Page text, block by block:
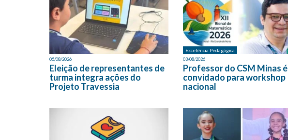
05/08/2026
Eleição de representantes de
turma integra ações do
Projeto Travessia
Excelência Pedagógica
03/08/2026
Professor do CSM Minas é
convidado para workshop
nacional